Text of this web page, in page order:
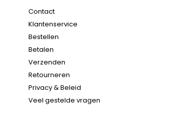
Contact
Klantenservice
Bestellen
Betalen
Verzenden
Retourneren
Privacy & Beleid
Veel gestelde vragen